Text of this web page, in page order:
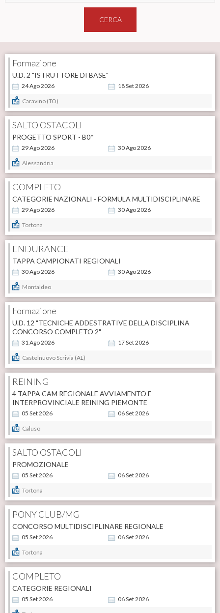
CERCA
Formazione
24Ago2026 18Set2026
U.D. 2 "ISTRUTTORE DI BASE"
Caravino (TO)
SALTO OSTACOLI
29Ago2026 30Ago2026
PROGETTO SPORT - B0*
Alessandria
COMPLETO
29Ago2026 30Ago2026
CATEGORIE NAZIONALI - FORMULA MULTIDISCIPLINARE
Tortona
ENDURANCE
30Ago2026 30Ago2026
TAPPA CAMPIONATI REGIONALI
Montaldeo
Formazione
31Ago2026 17Set2026
U.D. 12 "TECNICHE ADDESTRATIVE DELLA DISCIPLINA
CONCORSO COMPLETO 2"
Castelnuovo Scrivia (AL)
REINING
05 Set2026 06Set2026
4 TAPPA CAM REGIONALE AVVIAMENTO E
INTERPROVINCIALE REINING PIEMONTE
Caluso
SALTO OSTACOLI
05 Set2026 06Set2026
PROMOZIONALE
Tortona
PONY CLUB/MG
05 Set2026 06Set2026
CONCORSO MULTIDISCIPLINARE REGIONALE
Tortona
COMPLETO
05 Set2026 06Set2026
CATEGORIE REGIONALI